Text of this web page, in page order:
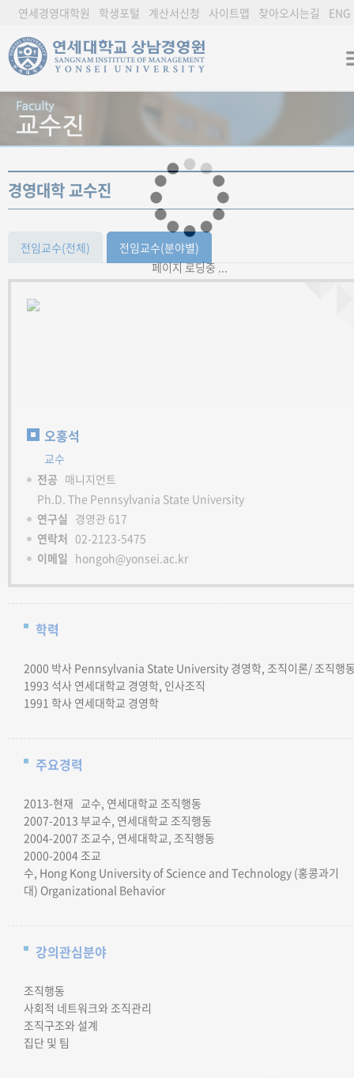
연세경영대학원 학생포털 계산서신청 사이트맵 찾아오시는길 ENG
경영대학 교수진
전임교수(전체) 전임교수(분야별)
오홍석
교수
전공 매니지먼트
Ph.D. The Pennsylvania State University
연구실 경영관 617
연락처 02-2123-5475
이메일 hongoh@yonsei.ac.kr
학력
2000 박사 Pennsylvania State University 경영학, 조직이론/ 조직행
1993 석사 연세대학교 경영학, 인사조직
1991 학사 연세대학교 경영학
주요경력
2013-현재 교수, 연세대학교 조직행동
2007-2013 부교수, 연세대학교 조직행동
2004-2007 조교수, 연세대학교, 조직행동
2000-2004조교
수, Hong Kong University of Science and Technology (홍콩과기
대) Organizational Behavior
강의관심분야
조직행동
사회적 네트워크와 조직관리
조직구조와 설계
집단 및 팀
페이지 로딩중 ...